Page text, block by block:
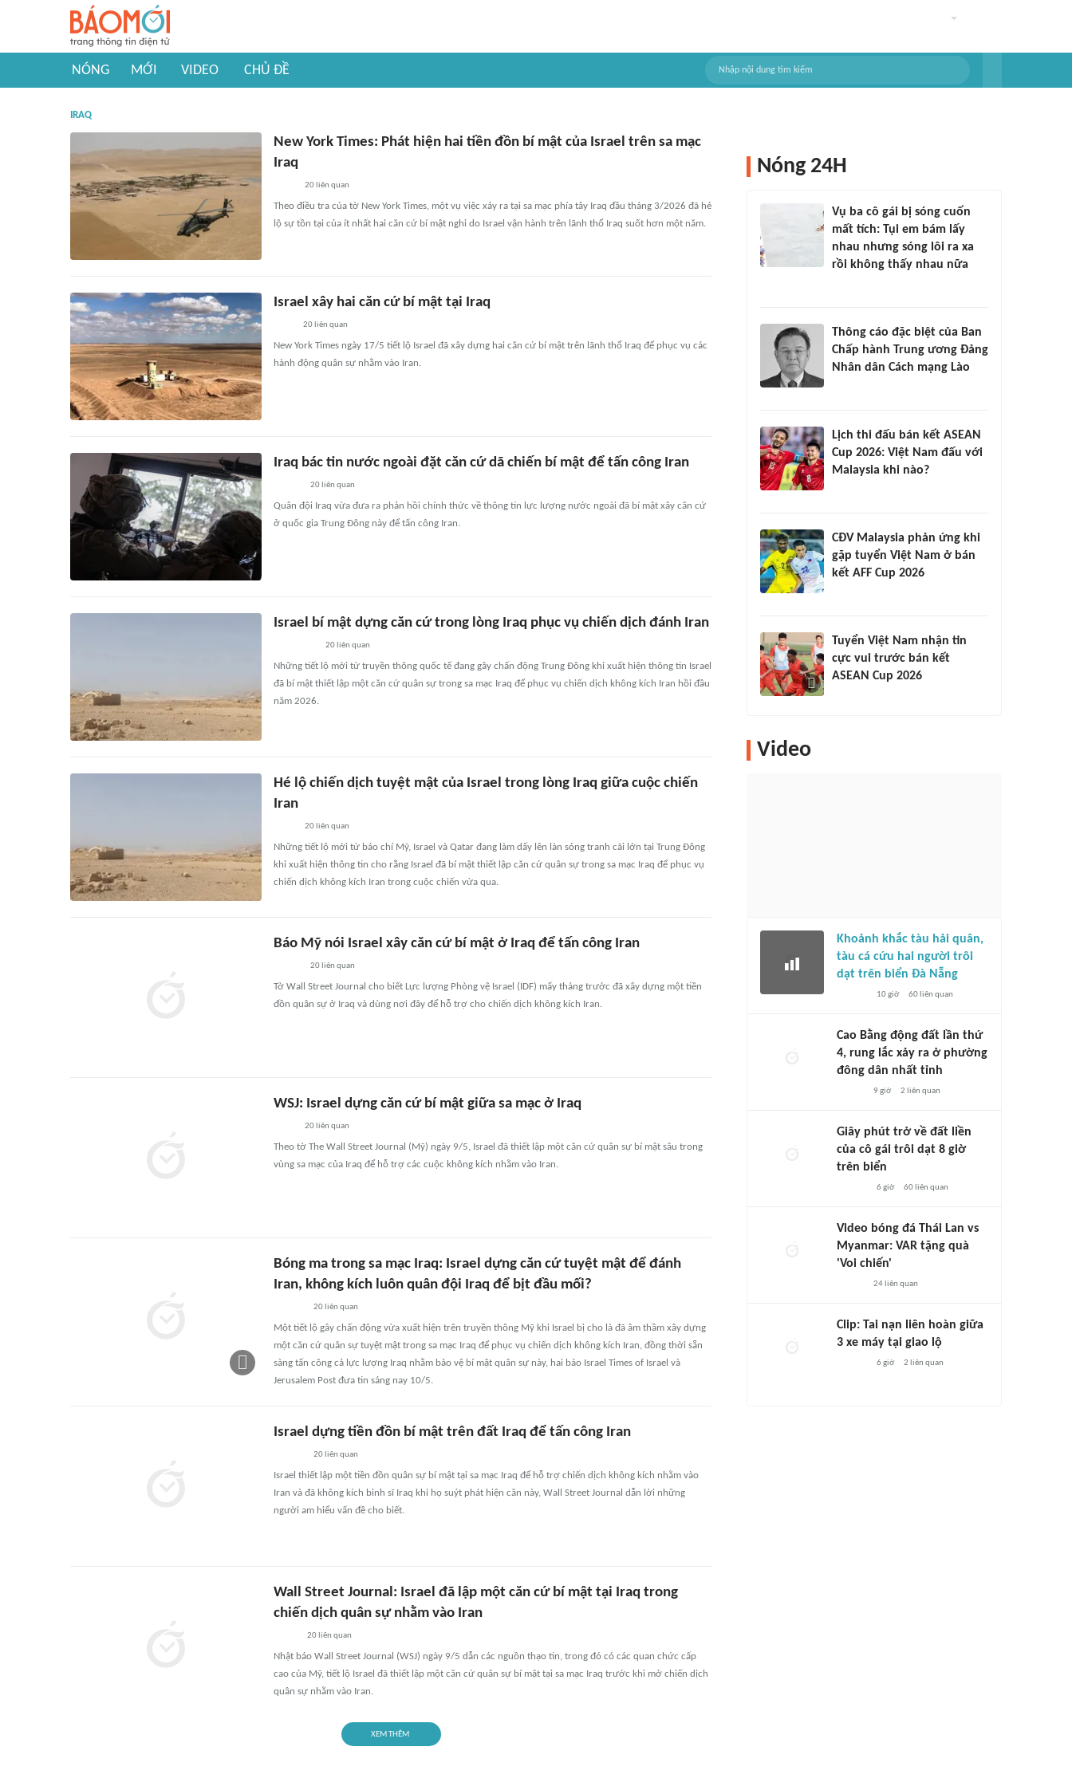
NÓNG MỚI VIDEO CHỦ ĐỀ
IRAQ
New York Times: Phát hiện hai tiền đồn bí mật của Israel trên sa mạc
Iraq
20 liên quan
Theo điều tra của tờ New York Times, một vụ việc xảy ra tại sa mạc phía tây Iraq đầu tháng 3/2026 đã hé
lộ sự tồn tại của ít nhất hai căn cứ bí mật nghi do Israel vận hành trên lãnh thổ Iraq suốt hơn một năm.
Israel xây hai căn cứ bí mật tại Iraq
20liên quan
New York Times ngày 17/5 tiết lộ Israel đã xây dựng hai căn cứ bí mật trên lãnh thổ Iraq để phục vụ các
hành động quân sự nhằm vào Iran.
Iraq bác tin nước ngoài đặt căn cứ dã chiến bí mật để tấn công Iran
20liên quan
Quân đội Iraq vừa đưa ra phản hồi chính thức về thông tin lực lượng nước ngoài đã bí mật xây căn cứ
ở quốc gia Trung Đông này để tấn công Iran.
Israel bí mật dựng căn cứ trong lòng Iraq phục vụ chiến dịch đánh Iran
20liên quan
Những tiết lộ mới từ truyền thông quốc tế đang gây chấn động Trung Đông khi xuất hiện thông tin Israel
đã bí mật thiết lập một căn cứ quân sự trong sa mạc Iraq để phục vụ chiến dịch không kích Iran hồi đầu
năm 2026.
Hé lộ chiến dịch tuyệt mật của Israel trong lòng Iraq giữa cuộc chiến
Iran
20 liên quan
Những tiết lộ mới từ báo chí Mỹ, Israel và Qatar đang làm dấy lên làn sóng tranh cãi lớn tại Trung Đông
khi xuất hiện thông tin cho rằng Israel đã bí mật thiết lập căn cứ quân sự trong sa mạc Iraq để phục vụ
chiến dịch không kích Iran trong cuộc chiến vừa qua.
Báo Mỹ nói Israel xây căn cứ bí mật ở Iraq để tấn công Iran
20liên quan
Tờ Wall Street Journal cho biết Lực lượng Phòng vệ Israel (IDF) mấy tháng trước đã xây dựng một tiền
đồn quân sự ở Iraq và dùng nơi đây để hỗ trợ cho chiến dịch không kích Iran.
WSJ: Israel dựng căn cứ bí mật giữa sa mạc ở Iraq
20 liên quan
Theo tờ The Wall Street Journal (Mỹ) ngày 9/5, Israel đã thiết lập một căn cứ quân sự bí mật sâu trong
vùng sa mạc của Iraq để hỗ trợ các cuộc không kích nhằm vào Iran.
Bóng ma trong sa mạc Iraq: Israel dựng căn cứ tuyệt mật để đánh
Iran, không kích luôn quân đội Iraq để bịt đầu mối?
20liên quan
Một tiết lộ gây chấn động vừa xuất hiện trên truyền thông Mỹ khi Israel bị cho là đã âm thầm xây dựng
một căn cứ quân sự tuyệt mật trong sa mạc Iraq để phục vụ chiến dịch không kích Iran, đồng thời sẵn
sàng tấn công cả lực lượng Iraq nhằm bảo vệ bí mật quân sự này, hai báo Israel Times of Israel và
Jerusalem Post đưa tin sáng nay 10/5.
Israel dựng tiền đồn bí mật trên đất Iraq để tấn công Iran
20liên quan
Israel thiết lập một tiền đồn quân sự bí mật tại sa mạc Iraq để hỗ trợ chiến dịch không kích nhằm vào
Iran và đã không kích binh sĩ Iraq khi họ suýt phát hiện căn này, Wall Street Journal dẫn lời những
người am hiểu vấn đề cho biết.
Wall Street Journal: Israel đã lập một căn cứ bí mật tại Iraq trong
chiến dịch quân sự nhằm vào Iran
20 liên quan
Nhật báo Wall Street Journal (WSJ) ngày 9/5 dẫn các nguồn thạo tin, trong đó có các quan chức cấp
cao của Mỹ, tiết lộ Israel đã thiết lập một căn cứ quân sự bí mật tại sa mạc Iraq trước khi mở chiến dịch
quân sự nhằm vào Iran.
XEM THÊM
Nóng 24H
Vụ ba cô gái bị sóng cuốn
mất tích: Tụi em bám lấy
nhau nhưng sóng lôi ra xa
rồi không thấy nhau nữa
Thông cáo đặc biệt của Ban
Chấp hành Trung ương Đảng
Nhân dân Cách mạng Lào
Lịch thi đấu bán kết ASEAN
Cup 2026: Việt Nam đấu với
Malaysia khi nào?
CĐV Malaysia phản ứng khi
gặp tuyển Việt Nam ở bán
kết AFF Cup 2026
Tuyển Việt Nam nhận tin
cực vui trước bán kết
ASEAN Cup 2026
Video
Khoảnh khắc tàu hải quân,
tàu cá cứu hai người trôi
dạt trên biển Đà Nẵng
10 giờ 60liên quan
Cao Bằng động đất lần thứ
4, rung lắc xảy ra ở phường
đông dân nhất tỉnh
9 giờ 2 liên quan
Giây phút trở về đất liền
của cô gái trôi dạt 8 giờ
trên biển
6 giờ 60liên quan
Video bóng đá Thái Lan vs
Myanmar: VAR tặng quà
'Voi chiến'
24liên quan
Clip: Tai nạn liên hoàn giữa
3 xe máy tại giao lộ
6 giờ 2 liên quan